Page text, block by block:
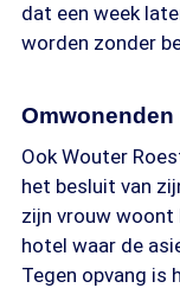
dat een week
worden zonder
Omwonenden
Ook Wouter
het besluit van
zijn vrouw woont
hotel waar de
Tegen opvang is